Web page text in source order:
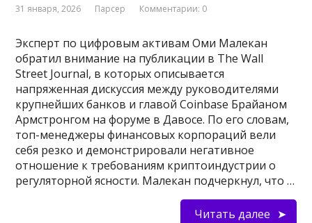
31 января, 2026 Парсер Комментарии: 0
Эксперт по цифровым активам Оми Малекан
обратил внимание на публикации в The Wall
Street Journal, в которых описывается
напряженная дискуссия между руководителями
крупнейших банков и главой Coinbase Брайаном
Армстронгом на форуме в Давосе. По его словам,
топ-менеджеры финансовых корпораций вели
себя резко и демонстрировали негативное
отношение к требованиям криптоиндустрии о
регуляторной ясности. Малекан подчеркнул, что …
Читать далее